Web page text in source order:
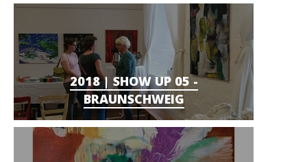
2018 | SHOW UP 05 -
BRAUNSCHWEIG